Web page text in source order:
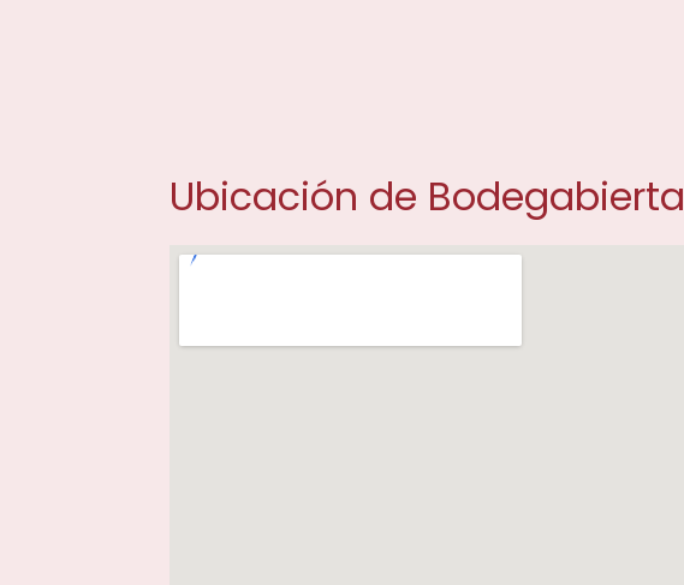
Ubicación de Bodegabierta